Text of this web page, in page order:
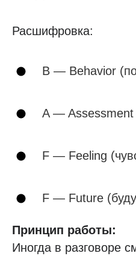
Расшифровка:
B — Behavior
A — Assessment
F — Feeling
F — Future
Принцип работы:
Иногда в разговоре